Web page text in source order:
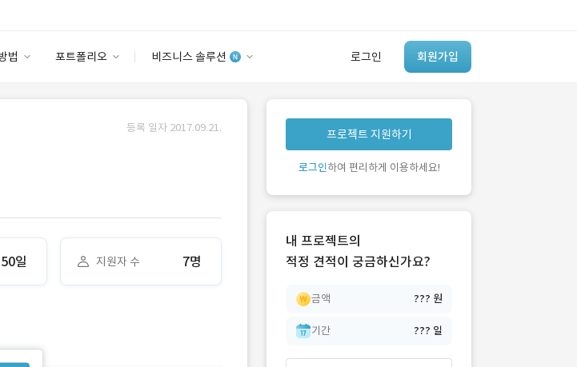
법 포트폴리오 비즈니스 솔루션 로그인 회원가입
안심 코드 케어
유사사례 검색 AI
‘이런 거’ 만들어본
개발 회사 있어?
등록 일자 2017.09.21.
50일 지원자 수 7명
프로젝트 지원하기
로그인하여 편리하게 이용하세요!
내 프로젝트의
적정 견적이 궁금하신가요?
금액 ??? 원
기간 ??? 일